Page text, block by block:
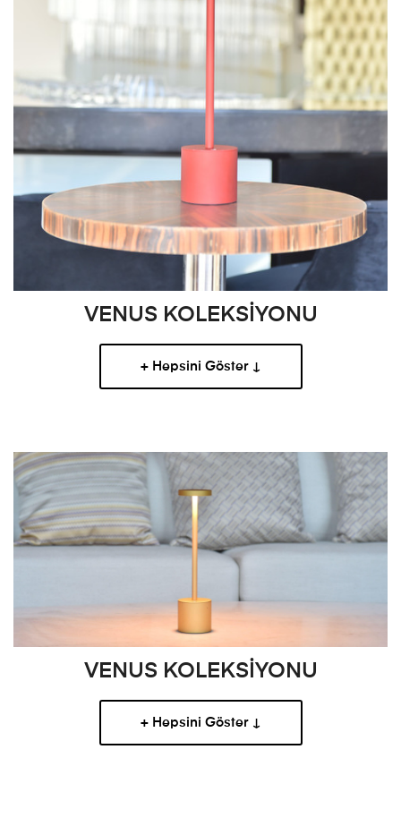
VENUS KOLEKSİYONU
+ Hepsini Göster ↓
VENUS KOLEKSİYONU
+ Hepsini Göster ↓